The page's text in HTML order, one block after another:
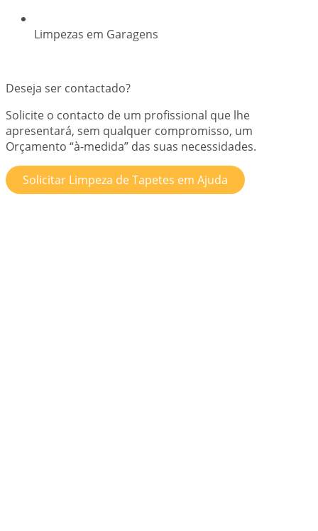
Limpezas em Garagens
Deseja ser contactado?
Solicite o contacto de um profissional que lhe
apresentará, sem qualquer compromisso, um
Orçamento “à-medida” das suas necessidades.
Solicitar Limpeza de Tapetes em Ajuda